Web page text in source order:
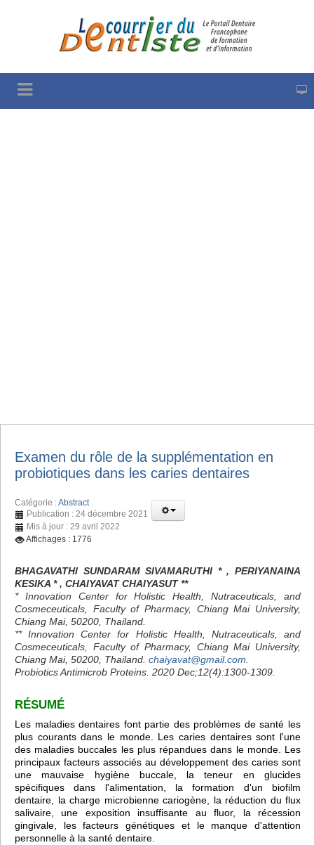
Examen du rôle de la supplémentation en
probiotiques dans les caries dentaires
Catégorie :Abstract
Publication : 24 décembre 2021
Mis à jour : 29 avril 2022
Affichages : 1776
BHAGAVATHI SUNDARAM SIVAMARUTHI * , PERIYANAINA
KESIKA * , CHAIYAVAT CHAIYASUT **
* Innovation Center for Holistic Health, Nutraceuticals, and
Cosmeceuticals, Faculty of Pharmacy, Chiang Mai University,
Chiang Mai, 50200, Thailand.
** Innovation Center for Holistic Health, Nutraceuticals, and
Cosmeceuticals, Faculty of Pharmacy, Chiang Mai University,
Chiang Mai, 50200, Thailand. chaiyavat@gmail.com
Probiotics Antimicrob Proteins. 2020 Dec;12(4):1300-1309.
RÉSUMÉ
Les maladies dentaires font partie des problèmes de santé les
plus courants dans le monde. Les caries dentaires sont l'une
des maladies buccales les plus répandues dans le monde. Les
principaux facteurs associés au développement des caries sont
une mauvaise hygiène buccale, la teneur en glucides
spécifiques dans l'alimentation, la formation d'un biofilm
dentaire, la charge microbienne cariogène, la réduction du flux
salivaire, une exposition insuffisante au fluor, la récession
gingivale, les facteurs génétiques et le manque d'attention
personnelle à la santé dentaire.